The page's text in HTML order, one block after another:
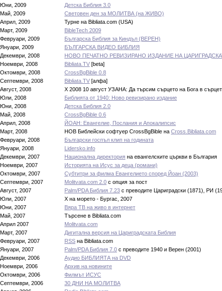
Юни, 2009
Детска Библия 3.0
Май, 2009
Световен ден за МОЛИТВА (на ЖИВО)
Април, 2009
Турне на Bibliata.com (USA)
Март, 2009
BibleTech 2009
Февруари, 2009
Българска Библия за Киндъл (ВЕРЕН)
Януари, 2009
БЪЛГАРСКА ВИДЕО БИБЛИЯ
Декември, 2008
НОВО ПЕЧАТНО РЕВИЗИРАНО ИЗДАНИЕ НА
Ноември, 2008
Bibliata.TV [beta]
Октомври, 2008
CrossBgBible 0.8
Септември, 2008
Bibliata.TV [алфа]
Август, 2008
X 2008 10 август УЗАНА: Да търсим сърцето на Бога в
Юли, 2008
Библията от 1940: Ново ревизирано издание
Юни, 2008
Детска Библия 2.0
Май, 2008
CrossBgBible 0.6
Април, 2008
ЙОАН: Евангелие, Послания и Апокалипсис
Март, 2008
НОВ Библейски софтуер CrossBgBible на Cross.Bibliata.com
Февруари, 2008
Български госпъл клип на годината
Януари, 2008
Lidersko.info
Декември, 2007
Национална директория на евангелските църкви в България
Ноември, 2007
Историята на Исус за деца (романи)
Октомври, 2007
Субтитри за филма Евангелието според Йоан (2003)
Септември, 2007
Molitvata.com 2.0 с опция за пост
Август, 2007
Palm/PDA Библия 7.23 с преводите Цариградски (1871), РИ
Юли, 2007
Х на морето - Бургас, 2007
Юни, 2007
Вяра ТВ на живо в интернет
Май, 2007
Търсене в Bibliata.com
Април 2007
Molitvata.com
Март, 2007
Дигитална версия на Цариградската Библия
Февруари, 2007
RSS на Bibliata.com
Януари, 2007
Palm/PDA Библия 7.0 с преводите 1940 и Верен (2001)
Декември, 2006
Аудио БИБЛИЯТА на DVD
Ноември, 2006
Архив на новините
Октомври, 2006
Филмът ИСУС
Септeмври, 2006
30 ДНИ НА МОЛИТВА